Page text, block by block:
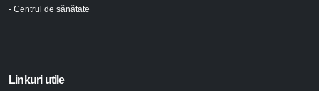
- Centrul de sănătate
Linkuri utile